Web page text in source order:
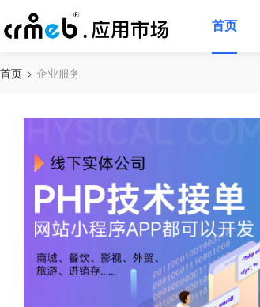
首页
首页 企业服务